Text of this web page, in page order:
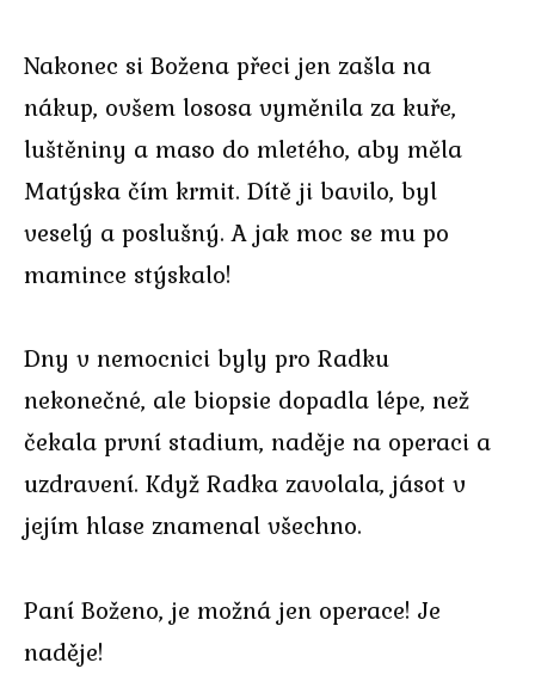
Nakonec si Božena přeci jen zašla na
nákup, ovšem lososa vyměnila za kuře,
luštěniny a maso do mletého, aby měla
Matýska čím krmit. Dítě ji bavilo, byl
veselý a poslušný. A jak moc se mu po
mamince stýskalo!
Dny v nemocnici byly pro Radku
nekonečné, ale biopsie dopadla lépe, než
čekala první stadium, naděje na operaci a
uzdravení. Když Radka zavolala, jásot v
jejím hlase znamenal všechno.
Paní Boženo, je možná jen operace! Je
naděje!